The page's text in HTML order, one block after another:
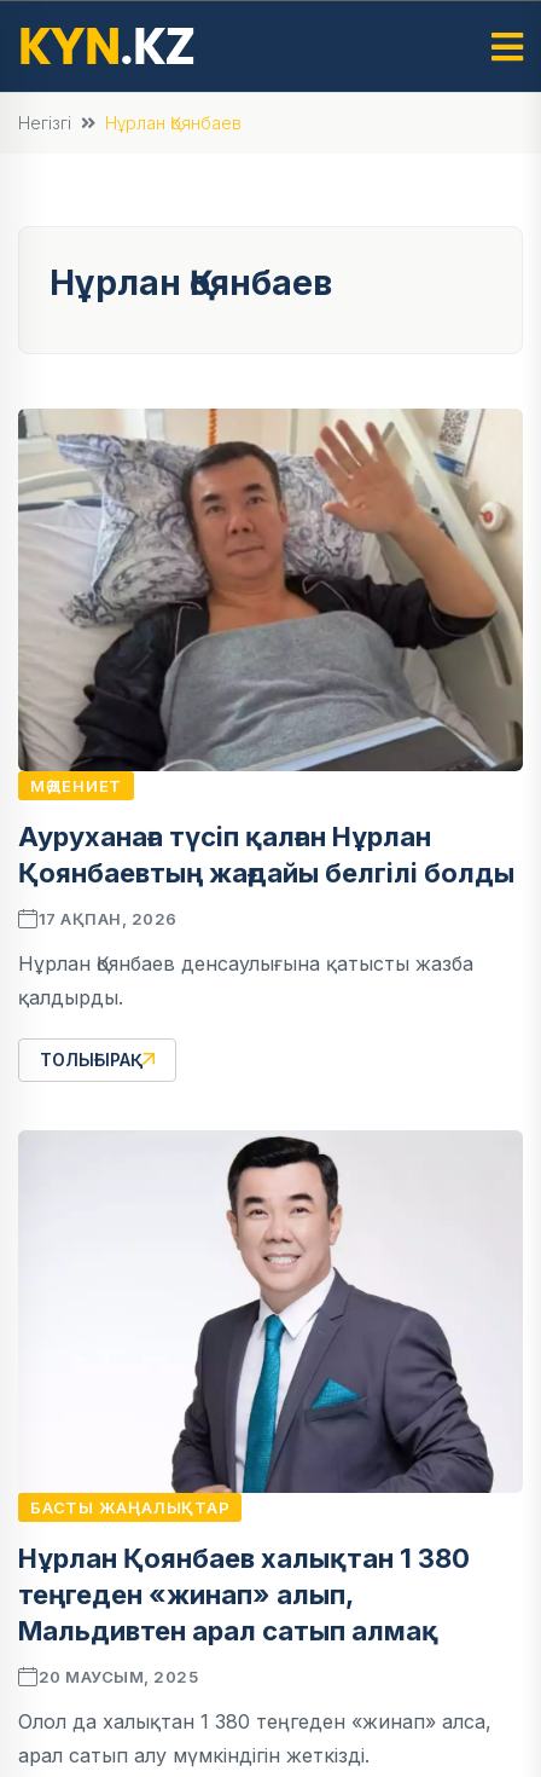
Негізгі Нұрлан Қоянбаев
Нұрлан Қоянбаев
МӘДЕНИЕТ
Ауруханаға түсіп қалған Нұрлан
Қоянбаевтың жағдайы белгілі болды
17 АҚПАН, 2026
Нұрлан Қоянбаев денсаулығына қатысты жазба
қалдырды.
ТОЛЫҒЫРАҚ
БАСТЫ ЖАҢАЛЫҚТАР
Нұрлан Қоянбаев халықтан 1 380
теңгеден «жинап» алып,
Мальдивтен арал сатып алмақ
20 МАУСЫМ, 2025
Олол да халықтан 1 380 теңгеден «жинап» алса,
арал сатып алу мүмкіндігін жеткізді.